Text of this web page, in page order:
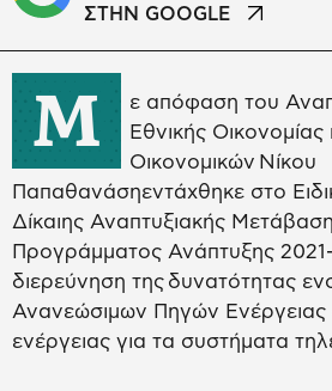
ΣΤΗΝ GOOGLE
Μ
ε απόφαση του
Εθνικής Οικονομίας
Οικονομικών Νίκου
Παπαθανάσηεντάχθηκε στο
Δίκαιης Αναπτυξιακής
Προγράμματος Ανάπτυξης 2021-
διερεύνηση της δυνατότητας
Ανανεώσιμων Πηγών
ενέργειας για τα συστήματα